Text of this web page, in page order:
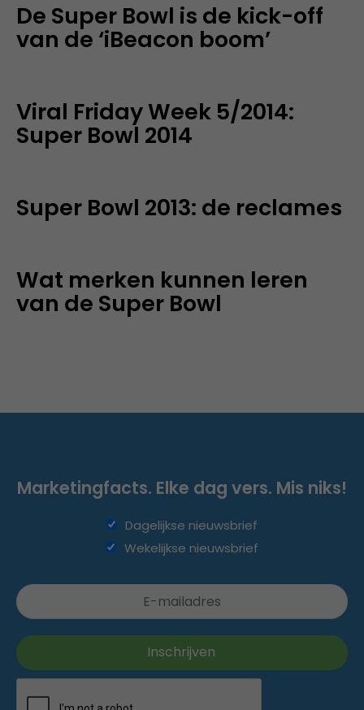
De Super Bowl is de kick-off
van de ‘iBeacon boom’
Viral Friday Week 5/2014:
Super Bowl 2014
Super Bowl 2013: de reclames
Wat merken kunnen leren
van de Super Bowl
Marketingfacts. Elke dag vers. Mis niks!
Dagelijkse nieuwsbrief
Wekelijkse nieuwsbrief